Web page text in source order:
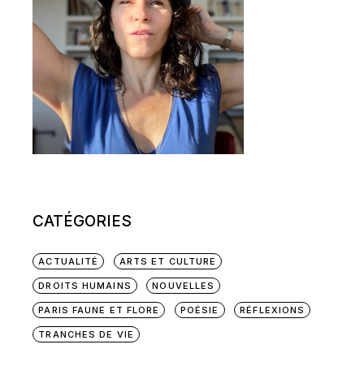
CATÉGORIES
ACTUALITÉ ARTS ET CULTURE
DROITS HUMAINS NOUVELLES
PARIS FAUNE ET FLORE POÉSIE RÉFLEXIONS
TRANCHES DE VIE